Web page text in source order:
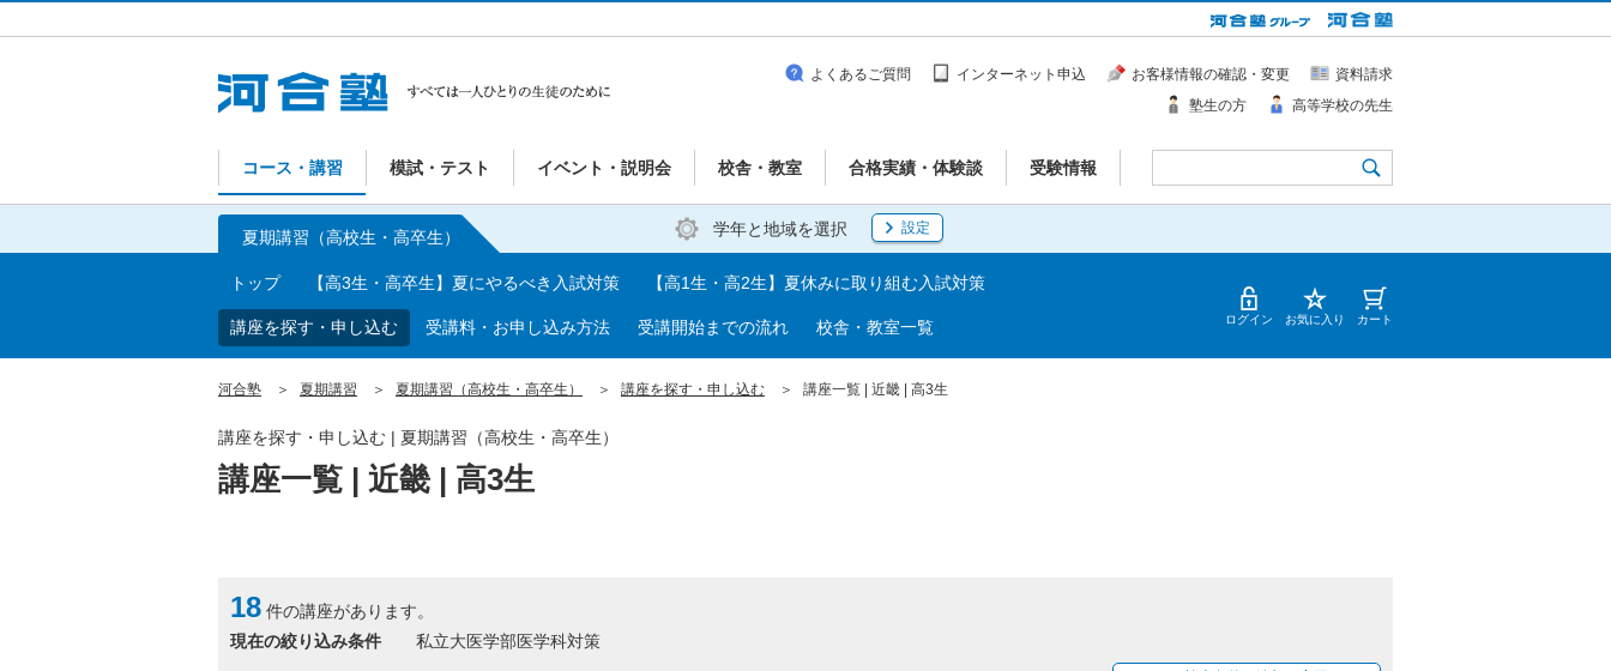
コース・講習 模試・テスト イベント・説明会 校舎・教室 合格実績・体験談 受験情報
よくあるご質問 インターネット申込 お客様情報の確認・変更
資料請求
塾生の方
高等学校の先生
学年と地域を選択 設定
夏期講習（高校生・高卒生）
トップ 【高3生・高卒生】夏にやるべき入試対策 【高1生・高2生】夏休みに取り組む入試対策
講座を探す・申し込む 受講料・お申し込み方法 受講開始までの流れ 校舎・教室一覧 ログイン お気に入り カート
河合塾 夏期講習 夏期講習（高校生・高卒生） 講座を探す・申し込む 講座一覧 | 近畿 | 高3生
講座一覧 | 近畿 | 高3生
講座を探す・申し込む | 夏期講習（高校生・高卒生）
18 件の講座があります。
現在の絞り込み条件
私立大医学部医学科対策